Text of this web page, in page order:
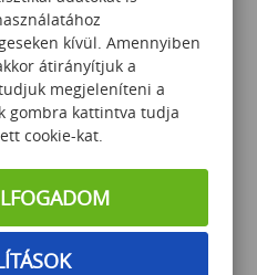
kívül. Amennyiben
átirányítjuk a
megjeleníteni a
gombra kattintva tudja
cookie-kat.